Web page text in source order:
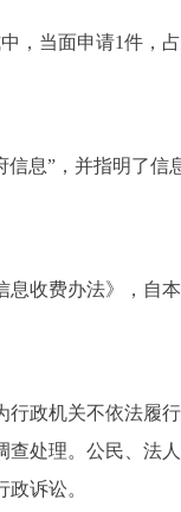
当面申请1件，占
息”，并指明了信
费办法》，自本
机关不依法履
处理。公民、法
诉讼。